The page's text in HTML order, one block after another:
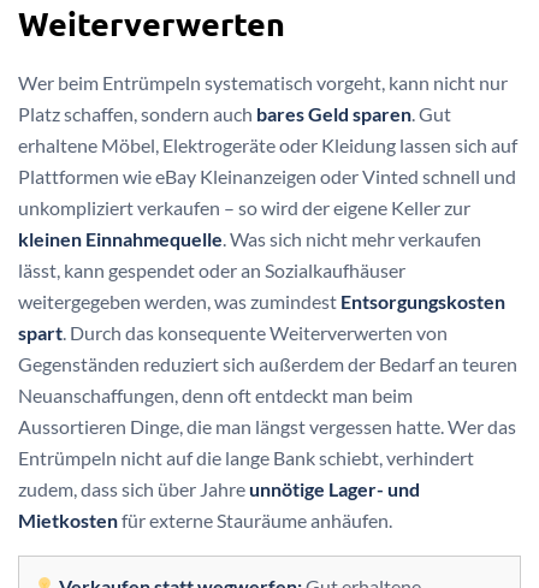
Weiterverwerten
Wer beim Entrümpeln systematisch vorgeht, kann nicht nur
Platz schaffen, sondern auch bares Geld sparen. Gut
erhaltene Möbel, Elektrogeräte oder Kleidung lassen sich auf
Plattformen wie eBay Kleinanzeigen oder Vinted schnell und
unkompliziert verkaufen – so wird der eigene Keller zur
kleinen Einnahmequelle. Was sich nicht mehr verkaufen
lässt, kann gespendet oder an Sozialkaufhäuser
weitergegeben werden, was zumindest Entsorgungskosten
spart. Durch das konsequente Weiterverwerten von
Gegenständen reduziert sich außerdem der Bedarf an teuren
Neuanschaffungen, denn oft entdeckt man beim
Aussortieren Dinge, die man längst vergessen hatte. Wer das
Entrümpeln nicht auf die lange Bank schiebt, verhindert
zudem, dass sich über Jahreunnötige Lager- und
Mietkostenfür externe Stauräume anhäufen.